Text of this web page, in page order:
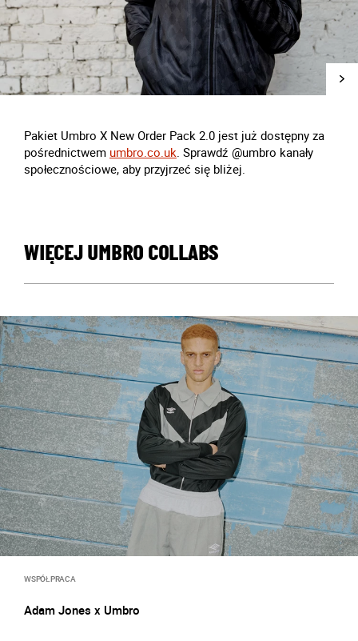
Pakiet Umbro X New Order Pack 2.0 jest już dostępny za
pośrednictwem umbro.co.uk. Sprawdź @umbro kanały
społecznościowe, aby przyjrzeć się bliżej.
WIĘCEJ UMBRO COLLABS
WSPÓŁPRACA
Adam Jones x Umbro